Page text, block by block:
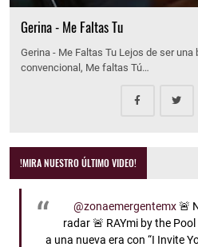
Gerina - Me Faltas Tu
Gerina - Me Faltas Tu Lejos de ser una
convencional, Me faltas Tú…
!MIRA NUESTRO ÚLTIMO VIDEO!
@zonaemergentemx🚨
radar 🚨 RAYmi by the
a una nueva era con “I Invite